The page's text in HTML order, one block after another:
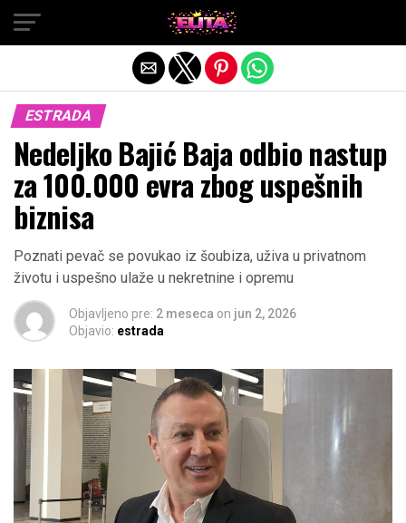
ESTRADA
Nedeljko Bajić Baja odbio nastup
za 100.000 evra zbog uspešnih
biznisa
Poznati pevač se povukao iz šoubiza, uživa u privatnom
životu i uspešno ulaže u nekretnine i opremu
Objavljeno pre: 2 meseca on jun 2, 2026
Objavio: estrada
Exit mobile version